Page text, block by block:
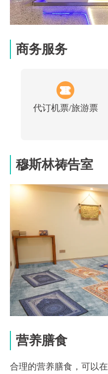
商务服务
代订机票/旅游票
穆斯林祷告室
营养膳食
合理的营养膳食，可以